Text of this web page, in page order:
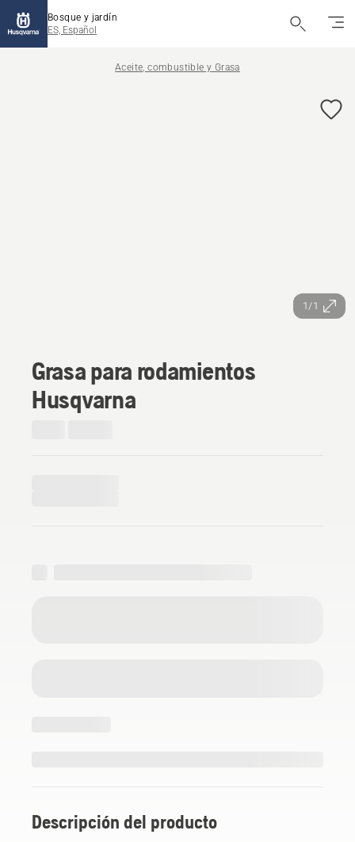
Bosque y jardín
ES, Español
Aceite, combustible y Grasa
1/1
Grasa para rodamientos
Husqvarna
Descripción del producto